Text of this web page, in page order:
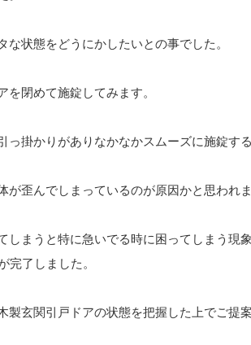
な状態をどうにかしたいとの事でした。
を閉めて施錠してみます。
っ掛かりがありなかなかスムーズに施錠す
が歪んでしまっているのが原因かと思われま
しまうと特に急いでる時に困ってしまう現象
完了しました。
製玄関引戸ドアの状態を把握した上でご提